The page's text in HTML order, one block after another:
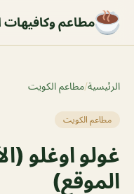
مطاعم وكافيهات
الرئيسية/مطاعم الكويت
مطاعم الكويت
غولو اوغلو
الموقع)